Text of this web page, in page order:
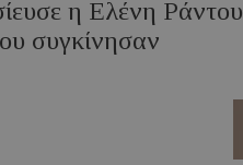
η Ελένη Ράντου
συγκίνησαν